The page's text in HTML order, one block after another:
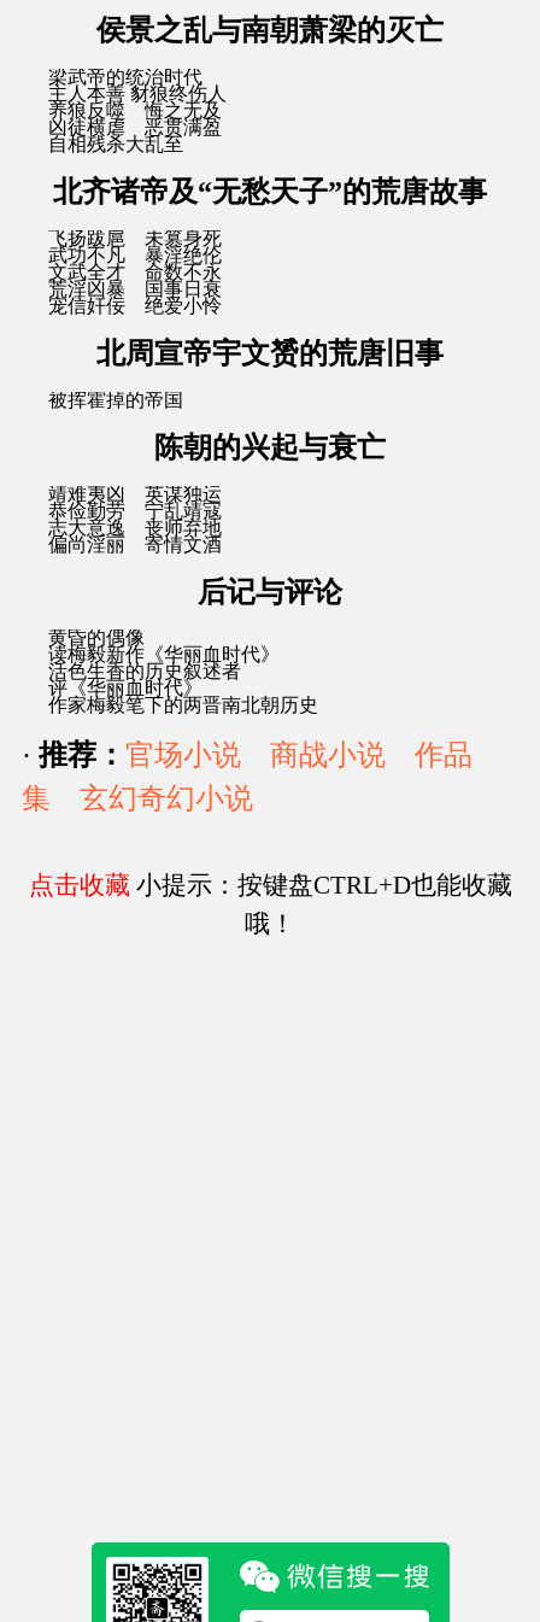
侯景之乱与南朝萧梁的灭亡
梁武帝的统治时代
主人本善 豺狼终伤人
养狼反噬 悔之无及
凶徒横虐 恶贯满盈
自相残杀大乱至
北齐诸帝及“无愁天子”的荒唐故事
飞扬跋扈 未篡身死
武功不凡 暴淫绝伦
文武全才 命数不永
荒淫凶暴 国事日衰
宠信奸佞 绝爱小怜
北周宣帝宇文赟的荒唐旧事
被挥霍掉的帝国
陈朝的兴起与衰亡
靖难夷凶 英谋独运
恭俭勤劳 宁乱靖寇
志大意逸 丧师弃地
偏尚淫丽 寄情文酒
后记与评论
黄昏的偶像
读梅毅新作《华丽血时代》
活色生香的历史叙述者
评《华丽血时代》
作家梅毅笔下的两晋南北朝历史
· 推荐： 官场小说 商战小说
作品
集
玄幻奇幻小说
点击收藏 小提示：按键盘CTRL+D也能收藏
哦！